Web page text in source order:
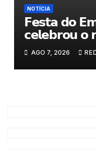
NOTÍCIA
𝗙𝗲𝘀𝘁𝗮 𝗱𝗼
𝗰𝗲𝗹𝗲𝗯𝗿𝗼𝘂 𝗼
𝗹𝗮𝗰̧𝗼𝘀 𝗾𝘂𝗲
AGO 7, 2026